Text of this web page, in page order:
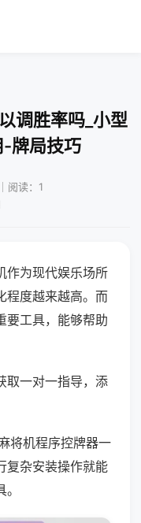
调胜率吗_小型
-牌局技巧
阅读：1
作为现代娱乐场所
程度越来越高。而
要工具，能够帮助
取一对一指导，添
将机程序控牌器一
复杂安装操作就能